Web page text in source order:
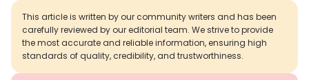
This article is written by our community writers and has been
carefully reviewed by our editorial team. We strive to provide
the most accurate and reliable information, ensuring high
standards of quality, credibility, and trustworthiness.